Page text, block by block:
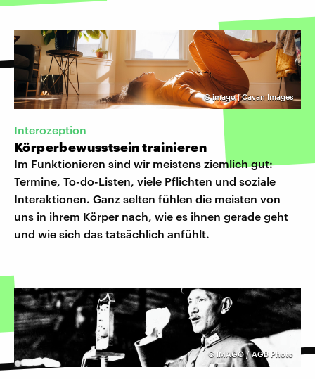
©imago | Cavan Images
Interozeption
Körperbewusstsein trainieren
Im Funktionieren sind wir meistens ziemlich gut:
Termine, To-do-Listen, viele Pflichten und soziale
Interaktionen. Ganz selten fühlen die meisten von
uns in ihrem Körper nach, wie es ihnen gerade geht
und wie sich das tatsächlich anfühlt.
©IMAGO / AGB Photo